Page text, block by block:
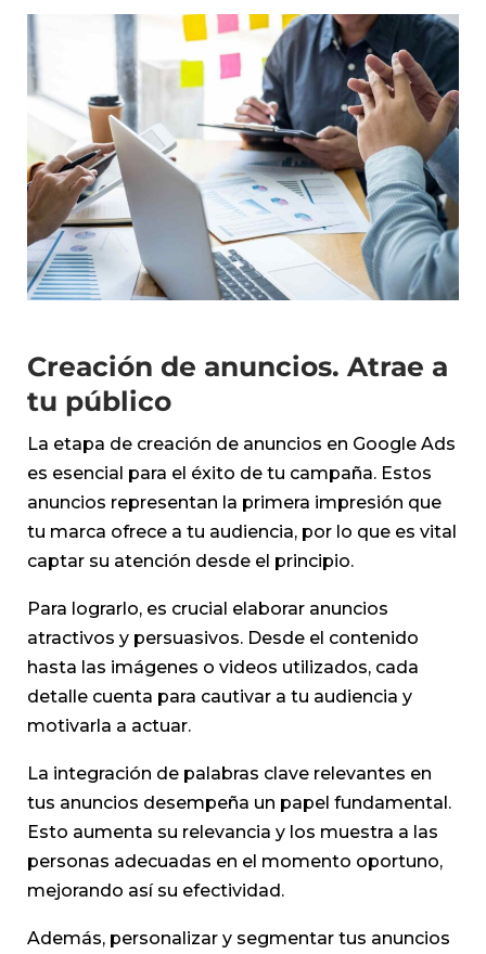
Creación de anuncios. Atrae a
tu público
La etapa de creación de anuncios en Google Ads
es esencial para el éxito de tu campaña. Estos
anuncios representan la primera impresión que
tu marca ofrece a tu audiencia, por lo que es vital
captar su atención desde el principio.
Para lograrlo, es crucial elaborar anuncios
atractivos y persuasivos. Desde el contenido
hasta las imágenes o videos utilizados, cada
detalle cuenta para cautivar a tu audiencia y
motivarla a actuar.
La integración de palabras clave relevantes en
tus anuncios desempeña un papel fundamental.
Esto aumenta su relevancia y los muestra a las
personas adecuadas en el momento oportuno,
mejorando así su efectividad.
Además, personalizar y segmentar tus anuncios